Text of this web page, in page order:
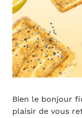
Bien le bonjour
plaisir de vous